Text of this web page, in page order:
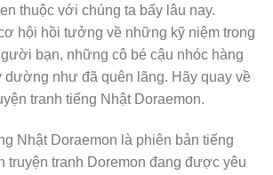
thuộc với chúng ta bấy lâu nay.
hội hồi tưởng về những kỹ niệm trong
bạn, những cô bé cậu nhóc hàng
như đã quên lãng. Hãy quay về
tranh tiếng Nhật Doraemon.
Nhật Doraemon là phiên bản tiếng
truyện tranh Doremon đang được yêu